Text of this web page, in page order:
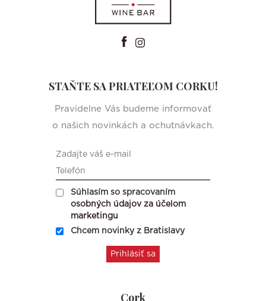
STAŇTE SA PRIATEĽOM CORKU!
Pravidelne Vás budeme informovať
o našich novinkách a ochutnávkach.
Súhlasím so spracovaním
osobných údajov za účelom
marketingu
Chcem novinky z Bratislavy
Cork